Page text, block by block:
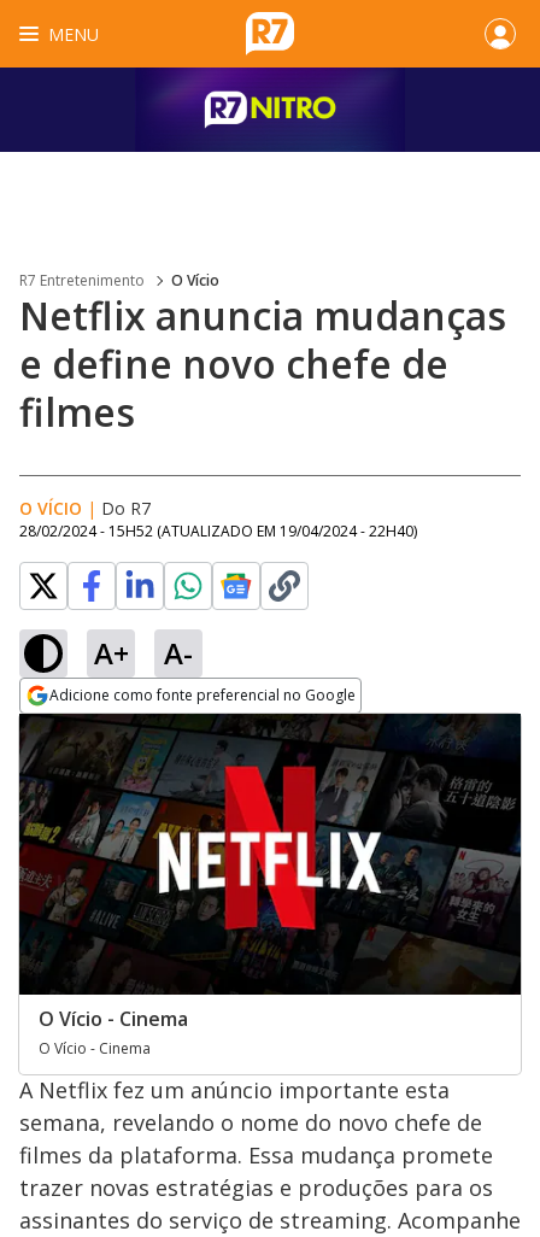
MENU
R7 Entretenimento O Vício
Netflix anuncia mudanças
e define novo chefe de
filmes
O VÍCIO | Do R7
28/02/2024 - 15H52 (ATUALIZADO EM 19/04/2024 - 22H40)
A+ A-
Adicione como fonte preferencial no Google
Opens in new window
O Vício - Cinema
O Vício - Cinema
A Netflix fez um anúncio importante esta
semana, revelando o nome do novo chefe de
filmes da plataforma. Essa mudança promete
trazer novas estratégias e produções para os
assinantes do serviço de streaming. Acompanhe